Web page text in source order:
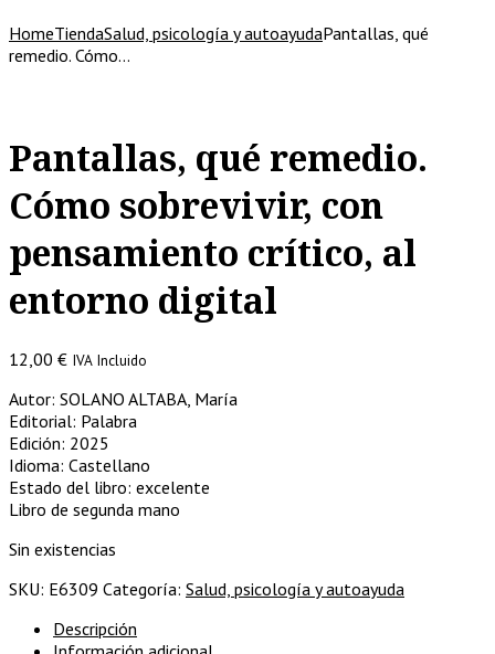
HomeTiendaSalud, psicología y autoayudaPantallas, qué
remedio. Cómo…
Pantallas, qué remedio.
Cómo sobrevivir, con
pensamiento crítico, al
entorno digital
12,00 € IVA Incluido
Autor: SOLANO ALTABA, María
Editorial: Palabra
Edición: 2025
Idioma: Castellano
Estado del libro: excelente
Libro de segunda mano
Sin existencias
SKU: E6309 Categoría: Salud, psicología y autoayuda
Descripción